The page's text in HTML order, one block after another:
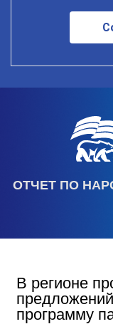
ОТЧЕТ ПО
В регионе
программу